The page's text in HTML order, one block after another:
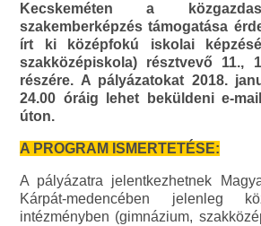
Kecskeméten a
szakemberképzés támogatása
írt ki középfokú iskolai
szakközépiskola) résztvevő 11.,
részére. A pályázatokat 2018.
24.00 óráig lehet beküldeni e-
úton.
A PROGRAM ISMERTETÉSE:
A pályázatra jelentkezhetnek
Kárpát-medencében jelenleg
intézményben (gimnázium,